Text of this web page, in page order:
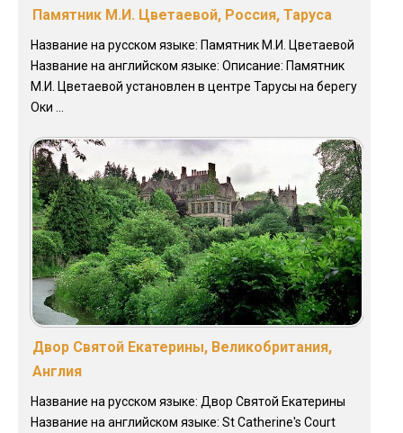
Памятник М.И. Цветаевой, Россия, Таруса
Название на русском языке: Памятник М.И. Цветаевой
Название на английском языке: Описание: Памятник
М.И. Цветаевой установлен в центре Тарусы на берегу
Оки ...
Двор Святой Екатерины, Великобритания,
Англия
Название на русском языке: Двор Святой Екатерины
Название на английском языке: St Catherine's Court